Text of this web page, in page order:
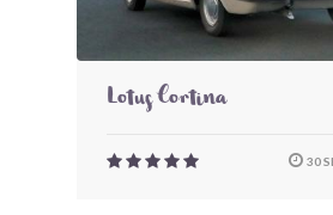
Lotus Cortina
30